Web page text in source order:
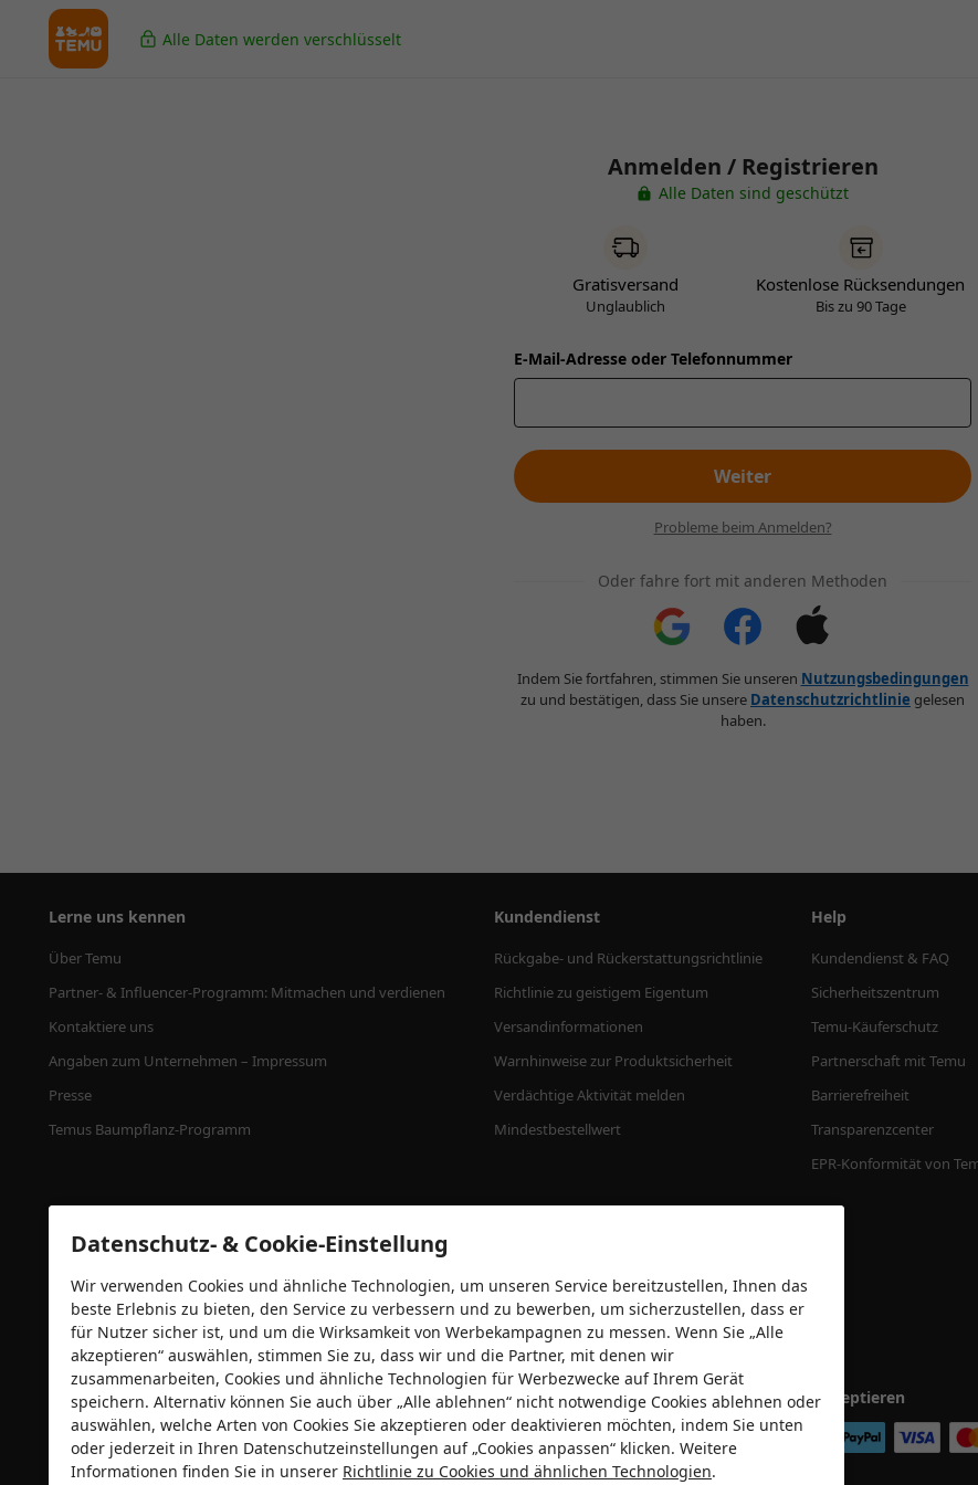
Alle Daten werden verschlüsselt
Anmelden / Registrieren
Alle Daten sind geschützt
Gratisversand
Unglaublich
Kostenlose Rücksendungen
Bis zu 90 Tage
E-Mail-Adresse oder Telefonnummer
Weiter
Probleme beim Anmelden?
Oder fahre fort mit anderen Methoden
Indem Sie fortfahren, stimmen Sie unseren Nutzungsbedingungen
zu und bestätigen, dass Sie unsere Datenschutzrichtlinie gelesen
haben.
Lerne uns kennen
Über Temu
Partner- & Influencer-Programm: Mitmachen und verdienen
Kontaktiere uns
Angaben zum Unternehmen – Impressum
Presse
Temus Baumpflanz-Programm
Kundendienst
Rückgabe- und Rückerstattungsrichtlinie
Richtlinie zu geistigem Eigentum
Versandinformationen
Warnhinweise zur Produktsicherheit
Verdächtige Aktivität melden
Mindestbestellwert
Help
Kundendienst & FAQ
Sicherheitszentrum
Temu-Käuferschutz
Partnerschaft mit Temu
Barrierefreiheit
Transparenzcenter
EPR-Konformität von
Sicherheitszertifizierungen Wir akzeptieren
Datenschutz- & Cookie-Einstellung
Wir verwenden Cookies und ähnliche Technologien, um unseren Service bereitzustellen, Ihnen das
beste Erlebnis zu bieten, den Service zu verbessern und zu bewerben, um sicherzustellen, dass er
für Nutzer sicher ist, und um die Wirksamkeit von Werbekampagnen zu messen. Wenn Sie „Alle
akzeptieren“ auswählen, stimmen Sie zu, dass wir und die Partner, mit denen wir
zusammenarbeiten, Cookies und ähnliche Technologien für Werbezwecke auf Ihrem Gerät
speichern. Alternativ können Sie auch über „Alle ablehnen“ nicht notwendige Cookies ablehnen oder
auswählen, welche Arten von Cookies Sie akzeptieren oder deaktivieren möchten, indem Sie unten
oder jederzeit in Ihren Datenschutzeinstellungen auf „Cookies anpassen“ klicken. Weitere
Informationen finden Sie in unserer Richtlinie zu Cookies und ähnlichen Technologien.